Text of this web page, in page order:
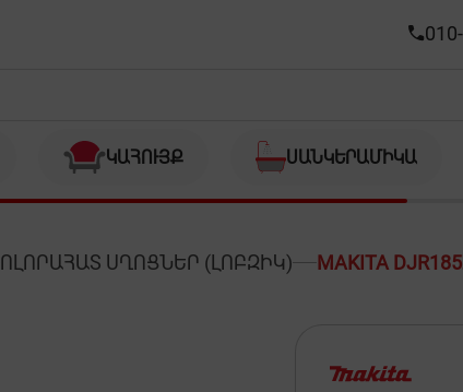
ԿԱՀՈՒՅՔ ՍԱՆԿԵՐԱՄԻԿԱ
ՈԼՈՐԱՀԱՏ ՍՂՈՑՆԵՐ (ԼՈԲԶԻԿ) MAKITA